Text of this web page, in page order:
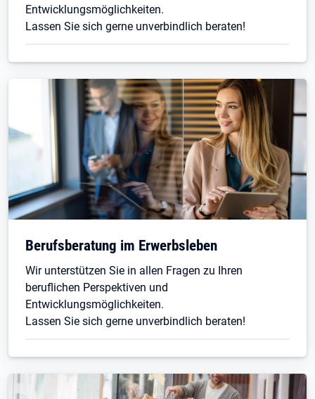
Entwicklungsmöglichkeiten.
Lassen Sie sich gerne unverbindlich beraten!
Berufsberatung im Erwerbsleben
Wir unterstützen Sie in allen Fragen zu Ihren
beruflichen Perspektiven und
Entwicklungsmöglichkeiten.
Lassen Sie sich gerne unverbindlich beraten!